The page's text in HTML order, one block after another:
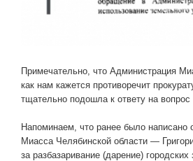
Примечательно, что Администрация
как нам кажется противоречит
тщательно подошла к ответу на
Напоминаем, что ранее было написано
Миасса Челябинской области —
за разбазаривание (дарение)